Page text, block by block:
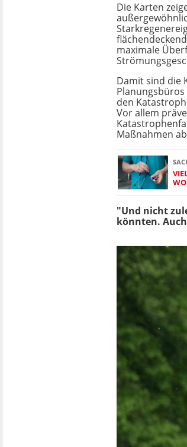
Die Karten
maximale
Damit sind die
den
Vor allem
Maßnahmen
"Und nicht
könnten.